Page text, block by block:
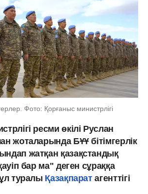
Фото: Қорғаныс министрлігі
ресми өкілі Руслан
жоталарында БҰҰ бітімгерлік
жатқан қазақстандық
бар ма" деген сұраққа
туралы Қазақпаратагенттігі